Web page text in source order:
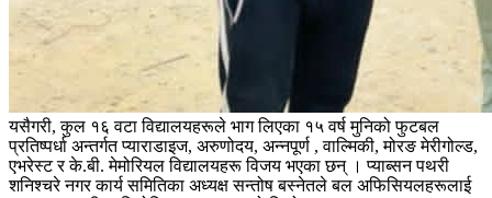
यसैगरी, कुल १६ वटा विद्यालयहरूले भाग लिएका १५ वर्ष मुनिको फुटबल
प्रतिष्पर्धा अन्तर्गत प्याराडाइज, अरुणोदय, अन्नपूर्ण , वाल्मिकी, मोरङ मेरीगोल्ड,
एभरेस्ट र के.बी. मेमोरियल विद्यालयहरू विजय भएका छन् । प्याब्सन पथरी
शनिश्चरे नगर कार्य समितिका अध्यक्ष सन्तोष बस्नेतले बल अफिसियलहरूलाई